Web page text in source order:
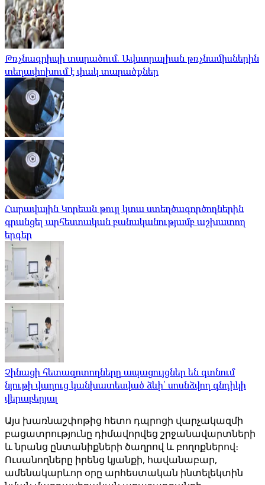
Թռչնագրիպի տարածում. Ավստրալիան թռչնամիսներին
տեղափոխում է փակ տարածքներ
Հարավային Կորեան թույլ կտա ստեղծագործողներին
գրանցել արհեստական ​​բանականությամբ աշխատող
երգեր
Չինացի հետազոտողները ապացույցներ են գտնում
նյութի վաղուց կանխատեսված ձևի՝ սոսնձվող գնդիկի
վերաբերյալ
Այս խառնաշփոթից հետո դպրոցի վարչակազմի
բացատրությունը դիմավորվեց շրջանավարտների
և նրանց ընտանիքների ծաղրով և բողոքներով։
Ուսանողները իրենց կյանքի, հավանաբար,
ամենակարևոր օրը արհեստական ​​ինտելեկտին